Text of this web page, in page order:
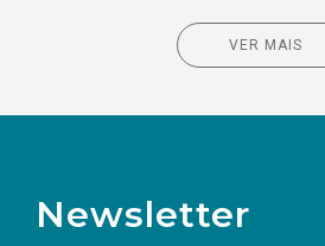
VER MAIS
Newsletter